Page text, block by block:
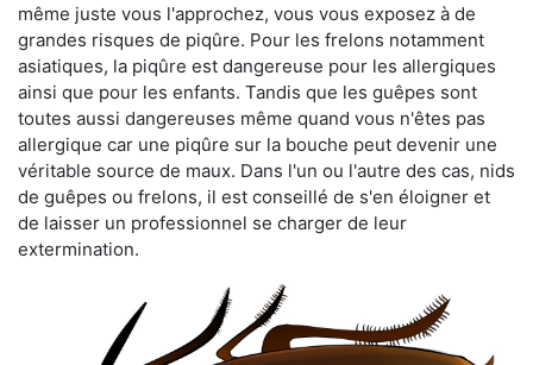
même juste vous l'approchez, vous vous exposez à de
grandes risques de piqûre. Pour les frelons notamment
asiatiques, la piqûre est dangereuse pour les allergiques
ainsi que pour les enfants. Tandis que les guêpes sont
toutes aussi dangereuses même quand vous n'êtes pas
allergique car une piqûre sur la bouche peut devenir une
véritable source de maux. Dans l'un ou l'autre des cas, nids
de guêpes ou frelons, il est conseillé de s'en éloigner et
de laisser un professionnel se charger de leur
extermination.